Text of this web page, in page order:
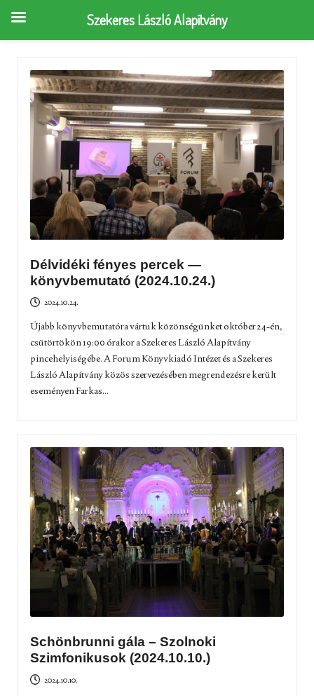
Délvidéki fényes percek —
könyvbemutató (2024.10.24.)
2024.10.24.
Újabb könyvbemutatóra vártuk közönségünket október 24-én,
csütörtökön 19:00 órakor a Szekeres László Alapítvány
pincehelyiségébe. A Forum Könyvkiadó Intézet és a Szekeres
László Alapítvány közös szervezésében megrendezésre került
eseményen Farkas...
Schönbrunni gála – Szolnoki
Szimfonikusok (2024.10.10.)
2024.10.10.
Szekeres László Alapítvány